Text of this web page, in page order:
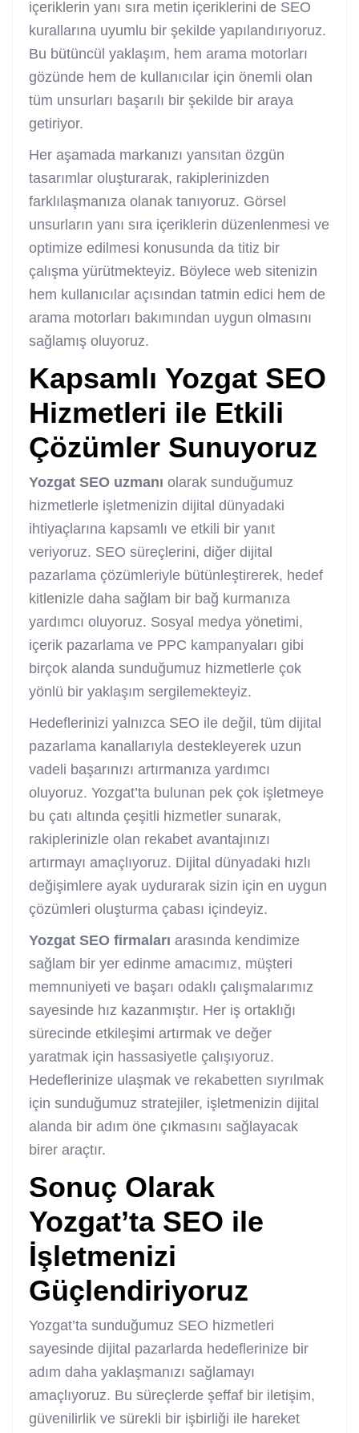
içeriklerin yanı sıra metin içeriklerini de SEO
kurallarına uyumlu bir şekilde yapılandırıyoruz.
Bu bütüncül yaklaşım, hem arama motorları
gözünde hem de kullanıcılar için önemli olan
tüm unsurları başarılı bir şekilde bir araya
getiriyor.
Her aşamada markanızı yansıtan özgün
tasarımlar oluşturarak, rakiplerinizden
farklılaşmanıza olanak tanıyoruz. Görsel
unsurların yanı sıra içeriklerin düzenlenmesi ve
optimize edilmesi konusunda da titiz bir
çalışma yürütmekteyiz. Böylece web sitenizin
hem kullanıcılar açısından tatmin edici hem de
arama motorları bakımından uygun olmasını
sağlamış oluyoruz.
Kapsamlı Yozgat SEO
Hizmetleri ile Etkili
Çözümler Sunuyoruz
Yozgat SEO uzmanı olarak sunduğumuz
hizmetlerle işletmenizin dijital dünyadaki
ihtiyaçlarına kapsamlı ve etkili bir yanıt
veriyoruz. SEO süreçlerini, diğer dijital
pazarlama çözümleriyle bütünleştirerek, hedef
kitlenizle daha sağlam bir bağ kurmanıza
yardımcı oluyoruz. Sosyal medya yönetimi,
içerik pazarlama ve PPC kampanyaları gibi
birçok alanda sunduğumuz hizmetlerle çok
yönlü bir yaklaşım sergilemekteyiz.
Hedeflerinizi yalnızca SEO ile değil, tüm dijital
pazarlama kanallarıyla destekleyerek uzun
vadeli başarınızı artırmanıza yardımcı
oluyoruz. Yozgat’ta bulunan pek çok işletmeye
bu çatı altında çeşitli hizmetler sunarak,
rakiplerinizle olan rekabet avantajınızı
artırmayı amaçlıyoruz. Dijital dünyadaki hızlı
değişimlere ayak uydurarak sizin için en uygun
çözümleri oluşturma çabası içindeyiz.
Yozgat SEO firmaları arasında kendimize
sağlam bir yer edinme amacımız, müşteri
memnuniyeti ve başarı odaklı çalışmalarımız
sayesinde hız kazanmıştır. Her iş ortaklığı
sürecinde etkileşimi artırmak ve değer
yaratmak için hassasiyetle çalışıyoruz.
Hedeflerinize ulaşmak ve rekabetten sıyrılmak
için sunduğumuz stratejiler, işletmenizin dijital
alanda bir adım öne çıkmasını sağlayacak
birer araçtır.
Sonuç Olarak
Yozgat’ta SEO ile
İşletmenizi
Güçlendiriyoruz
Yozgat’ta sunduğumuz SEO hizmetleri
sayesinde dijital pazarlarda hedeflerinize bir
adım daha yaklaşmanızı sağlamayı
amaçlıyoruz. Bu süreçlerde şeffaf bir iletişim,
güvenilirlik ve sürekli bir işbirliği ile hareket